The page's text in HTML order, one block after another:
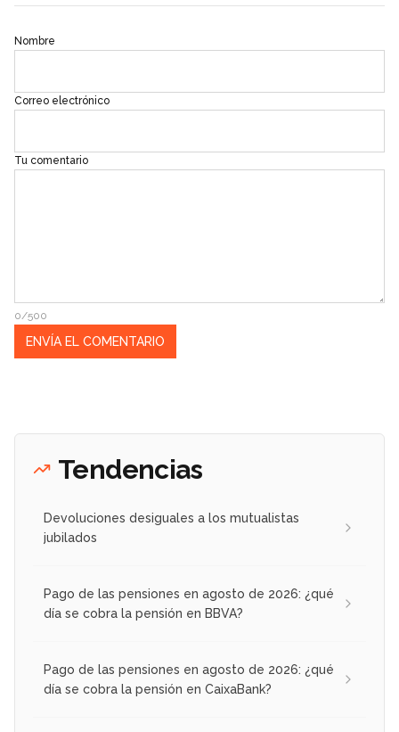
Nombre
Correo electrónico
Tu comentario
0/500
Tendencias
Devoluciones desiguales a los mutualistas
jubilados
Pago de las pensiones en agosto de 2026: ¿qué
día se cobra la pensión en BBVA?
Pago de las pensiones en agosto de 2026: ¿qué
día se cobra la pensión en CaixaBank?